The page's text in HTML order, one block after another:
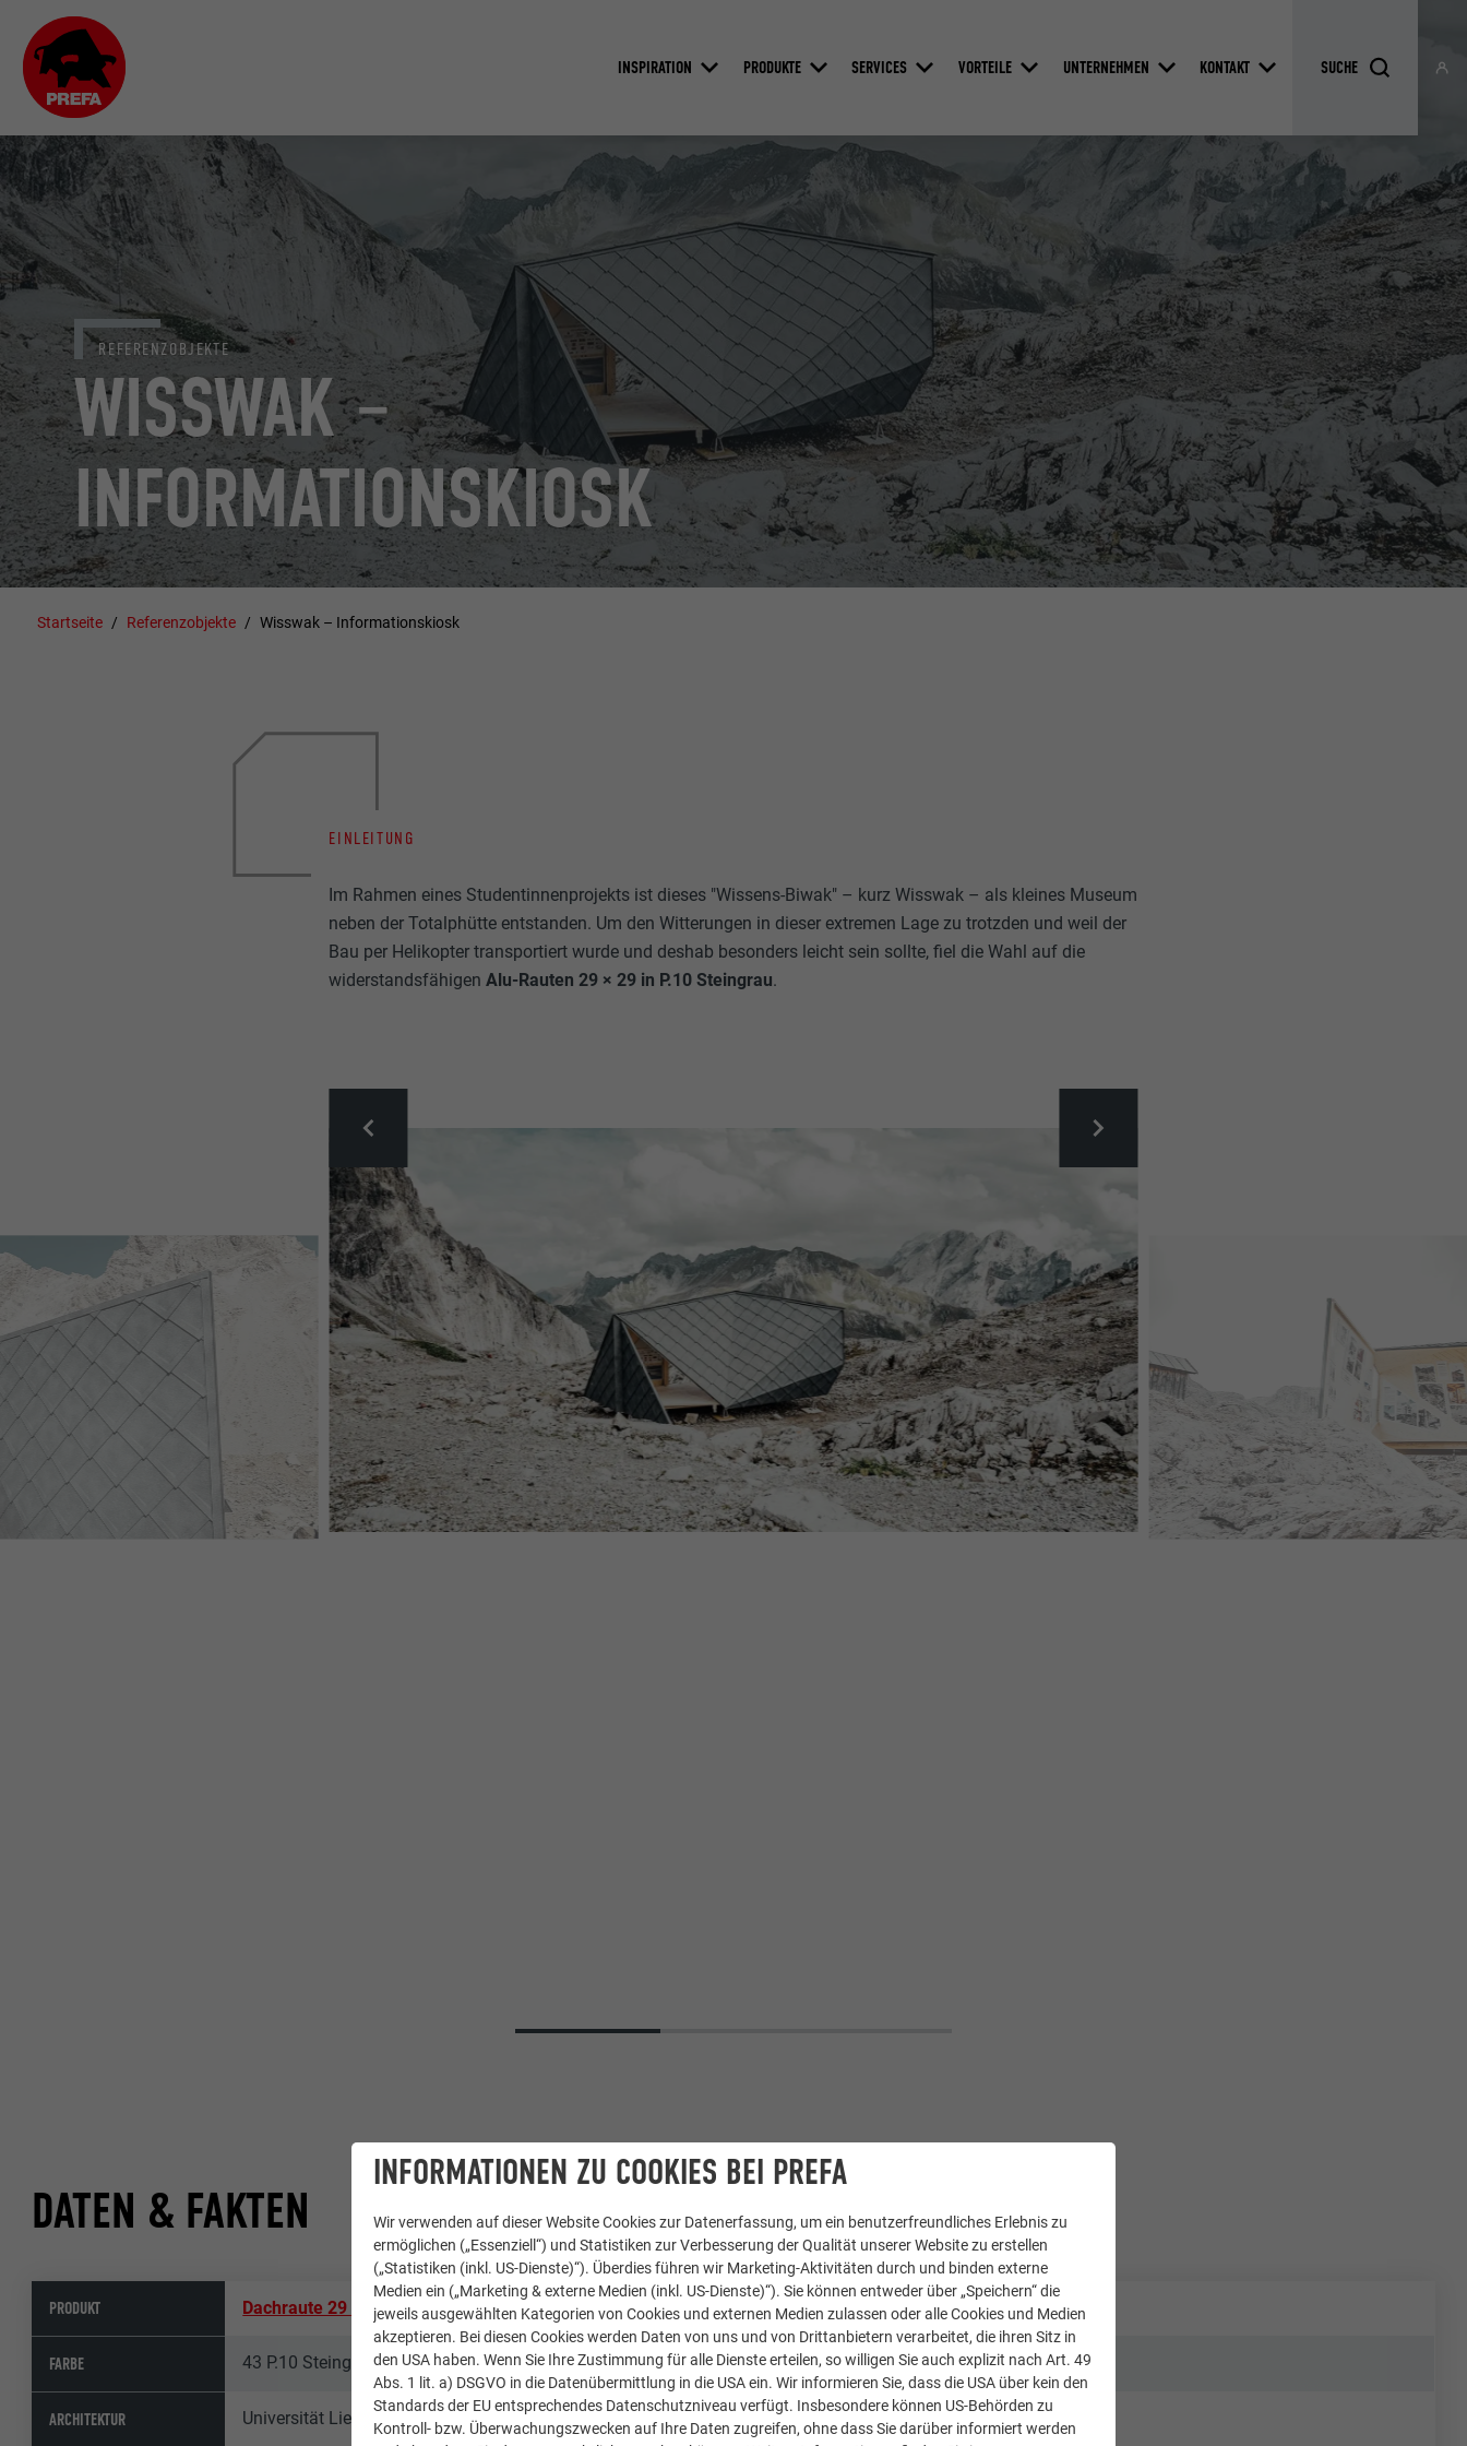
INSPIRATION PRODUKTE SERVICES VORTEILE UNTERNEHMEN KONTAKT
WISSWAK –
INFORMATIONSKIOSK
REFERENZOBJEKTE
Startseite Referenzobjekte Wisswak – Informationskiosk
EINLEITUNG
Im Rahmen eines Studentinnenprojekts ist dieses "Wissens-Biwak" – kurz Wisswak – als kleines Museum
neben der Totalphütte entstanden. Um den Witterungen in dieser extremen Lage zu trotzden und weil der
Bau per Helikopter transportiert wurde und deshab besonders leicht sein sollte, fiel die Wahl auf die
widerstandsfähigenAlu-Rauten 29 × 29 in P.10 Steingrau.
DATEN & FAKTEN
PRODUKT Dachraute 29 × 29
FARBE 43 P.10 Steingrau
ARCHITEKTUR Universität Liechtenstein
INFORMATIONEN ZU COOKIES BEI PREFA
Wir verwenden auf dieser Website Cookies zur Datenerfassung, um ein benutzerfreundliches Erlebnis zu
ermöglichen („Essenziell“) und Statistiken zur Verbesserung der Qualität unserer Website zu erstellen
(„Statistiken (inkl. US-Dienste)“). Überdies führen wir Marketing-Aktivitäten durch und binden externe
Medien ein („Marketing & externe Medien (inkl. US-Dienste)“). Sie können entweder über „Speichern“ die
jeweils ausgewählten Kategorien von Cookies und externen Medien zulassen oder alle Cookies und Medien
akzeptieren. Bei diesen Cookies werden Daten von uns und von Drittanbietern verarbeitet, die ihren Sitz in
den USA haben. Wenn Sie Ihre Zustimmung für alle Dienste erteilen, so willigen Sie auch explizit nach Art. 49
Abs. 1 lit. a) DSGVO in die Datenübermittlung in die USA ein. Wir informieren Sie, dass die USA über kein den
Standards der EU entsprechendes Datenschutzniveau verfügt. Insbesondere können US-Behörden zu
Kontroll- bzw. Überwachungszwecken auf Ihre Daten zugreifen, ohne dass Sie darüber informiert werden